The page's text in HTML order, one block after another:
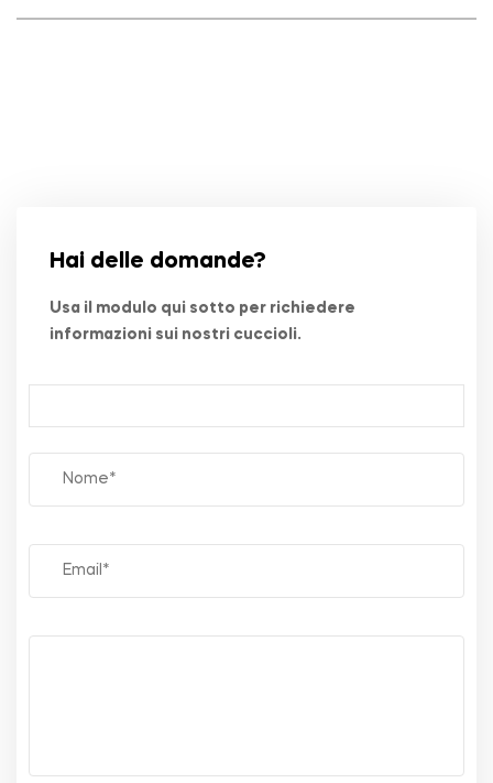
Hai delle domande?
Usa il modulo qui sotto per richiedere
informazioni sui nostri cuccioli.